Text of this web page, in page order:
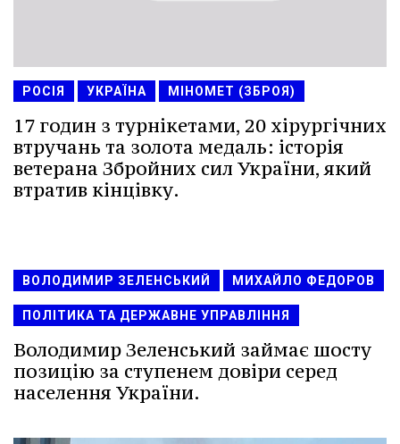
РОСІЯ УКРАЇНА МІНОМЕТ (ЗБРОЯ)
17 годин з турнікетами, 20 хірургічних
втручань та золота медаль: історія
ветерана Збройних сил України, який
втратив кінцівку.
ВОЛОДИМИР ЗЕЛЕНСЬКИЙ МИХАЙЛО ФЕДОРОВ
ПОЛІТИКА ТА ДЕРЖАВНЕ УПРАВЛІННЯ
Володимир Зеленський займає шосту
позицію за ступенем довіри серед
населення України.